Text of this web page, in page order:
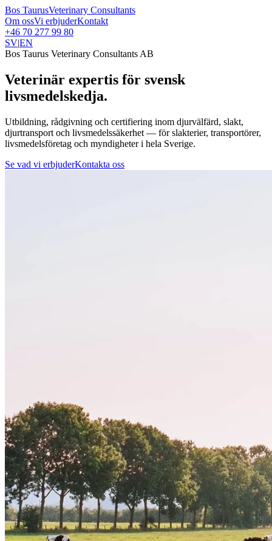
Bos TaurusVeterinary Consultants
Om ossVi erbjuderKontakt
+46 70 277 99 80
SV|EN
Bos Taurus Veterinary Consultants AB
Veterinär expertis för svensk
livsmedelskedja.
Utbildning, rådgivning och certifiering inom djurvälfärd, slakt,
djurtransport och livsmedelssäkerhet — för slakterier, transportörer,
livsmedelsföretag och myndigheter i hela Sverige.
Se vad vi erbjuderKontakta oss